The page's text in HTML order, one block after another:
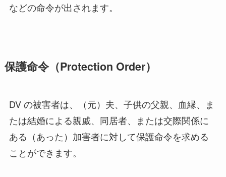
などの命令が出されます。
保護命令（Protection Order）
DV の被害者は、（元）夫、子供の父親、血縁、ま
たは結婚による親戚、同居者、または交際関係に
ある（あった）加害者に対して保護命令を求める
ことができます。